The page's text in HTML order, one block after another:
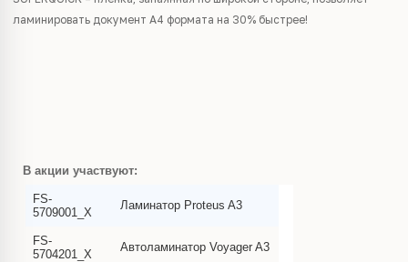
ламинировать документ А4 формата на 30% быстрее!
В акции участвуют:
FS-
5709001_X
Ламинатор Proteus A3
FS-
5704201_X
Автоламинатор Voyager A3